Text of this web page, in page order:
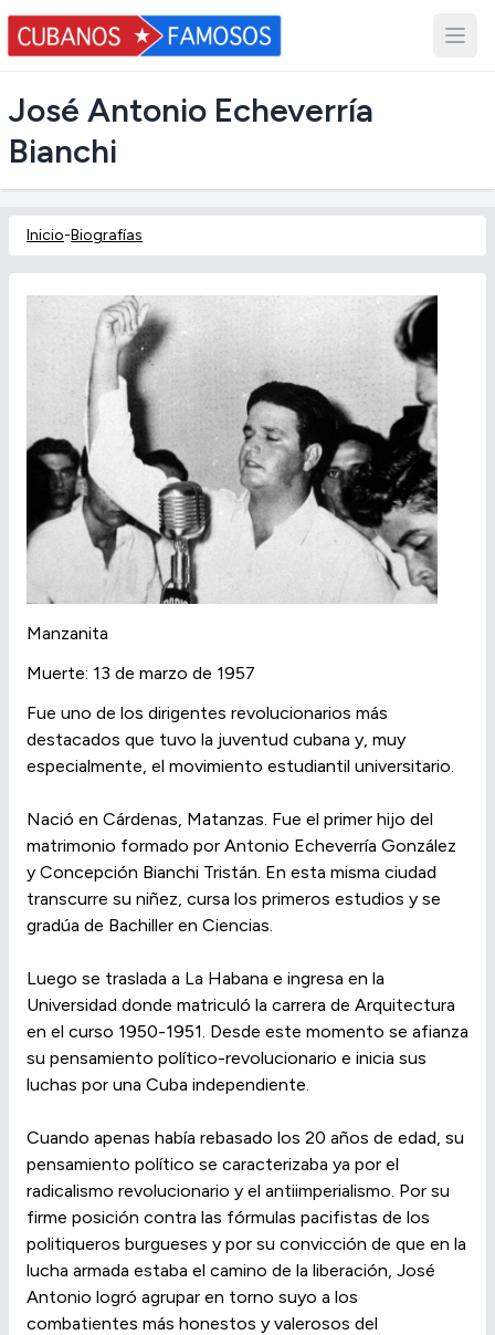
José Antonio Echeverría
Bianchi
Inicio-Biografías
Manzanita
Muerte: 13 de marzo de 1957
Fue uno de los dirigentes revolucionarios más
destacados que tuvo la juventud cubana y, muy
especialmente, el movimiento estudiantil universitario.
Nació en Cárdenas, Matanzas. Fue el primer hijo del
matrimonio formado por Antonio Echeverría González
y Concepción Bianchi Tristán. En esta misma ciudad
transcurre su niñez, cursa los primeros estudios y se
gradúa de Bachiller en Ciencias.
Luego se traslada a La Habana e ingresa en la
Universidad donde matriculó la carrera de Arquitectura
en el curso 1950-1951. Desde este momento se afianza
su pensamiento político-revolucionario e inicia sus
luchas por una Cuba independiente.
Cuando apenas había rebasado los 20 años de edad, su
pensamiento político se caracterizaba ya por el
radicalismo revolucionario y el antiimperialismo. Por su
firme posición contra las fórmulas pacifistas de los
politiqueros burgueses y por su convicción de que en la
lucha armada estaba el camino de la liberación, José
Antonio logró agrupar en torno suyo a los
combatientes más honestos y valerosos del